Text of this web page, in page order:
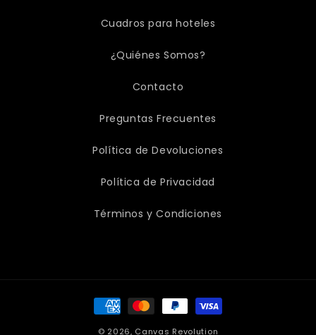
Cuadros para hoteles
¿Quiénes Somos?
Contacto
Preguntas Frecuentes
Política de Devoluciones
Política de Privacidad
Términos y Condiciones
Formas
de
pago
© 2026, Canvas Revolution